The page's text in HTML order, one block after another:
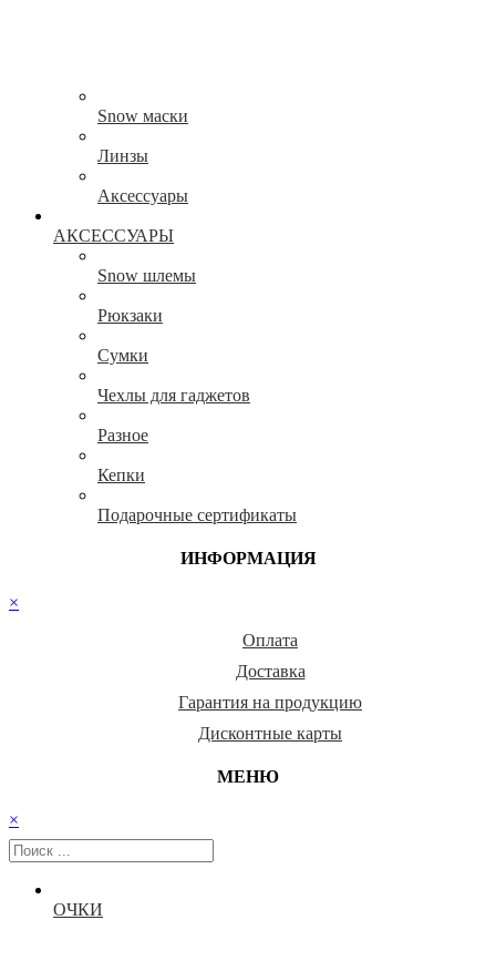
Snow маски
Линзы
Аксессуары
АКСЕССУАРЫ
Snow шлемы
Рюкзаки
Сумки
Чехлы для гаджетов
Разное
Кепки
Подарочные сертификаты
ИНФОРМАЦИЯ
×
Оплата
Доставка
Гарантия на продукцию
Дисконтные карты
МЕНЮ
×
ОЧКИ